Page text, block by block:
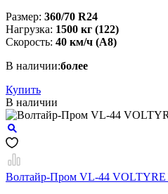
Размер: 360/70 R24
Нагрузка: 1500 кг (122)
Скорость: 40 км/ч (A8)
В наличии:более
Купить
В наличии
Волтайр-Пром VL-44 VOLTYRE